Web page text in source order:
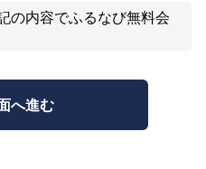
の内容でふるなび無料会